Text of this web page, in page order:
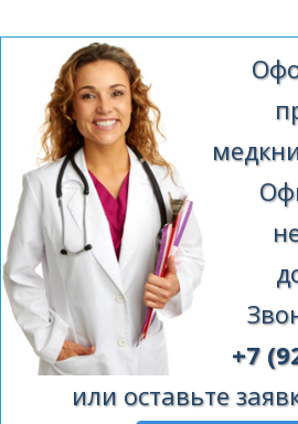
+7
или оставьте